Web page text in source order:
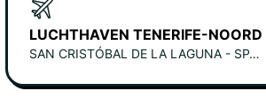
LUCHTHAVEN TENERIFE-NOORD
SAN CRISTÓBAL DE LA LAGUNA - SPAIN